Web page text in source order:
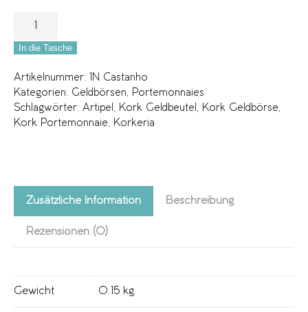
In die Tasche
Artikelnummer:
1N Castanho
Kategorien: Geldbörsen
Portemonnaies
Schlagwörter: Artipel Kork Geldbeutel Kork Geldbörse
Kork Portemonnaie
Korkeria
Zusätzliche Information Beschreibung
Rezensionen (0)
Gewicht 0.15 kg